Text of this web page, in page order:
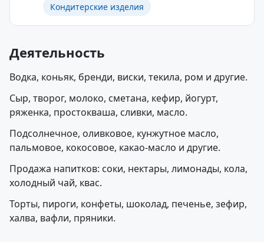
Кондитерские изделия
Деятельность
Водка, коньяк, бренди, виски, текила, ром и другие.
Сыр, творог, молоко, сметана, кефир, йогурт,
ряженка, простокваша, сливки, масло.
Подсолнечное, оливковое, кунжутное масло,
пальмовое, кокосовое, какао-масло и другие.
Продажа напитков: соки, нектары, лимонады, кола,
холодный чай, квас.
Торты, пироги, конфеты, шоколад, печенье, зефир,
халва, вафли, пряники.